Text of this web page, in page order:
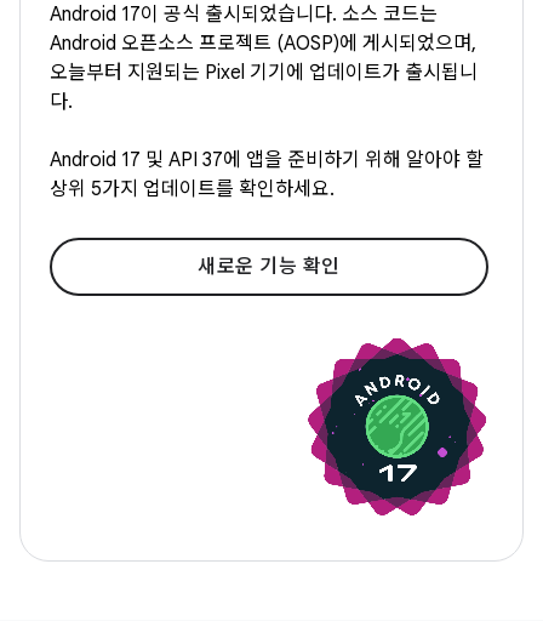
Android 17이 공식 출시되었습니다. 소스 코드는
Android 오픈소스 프로젝트 (AOSP)에 게시되었으며,
오늘부터 지원되는 Pixel 기기에 업데이트가 출시됩니
다.
Android 17 및 API 37에 앱을 준비하기 위해 알아야 할
상위 5가지 업데이트를 확인하세요.
새로운 기능 확인